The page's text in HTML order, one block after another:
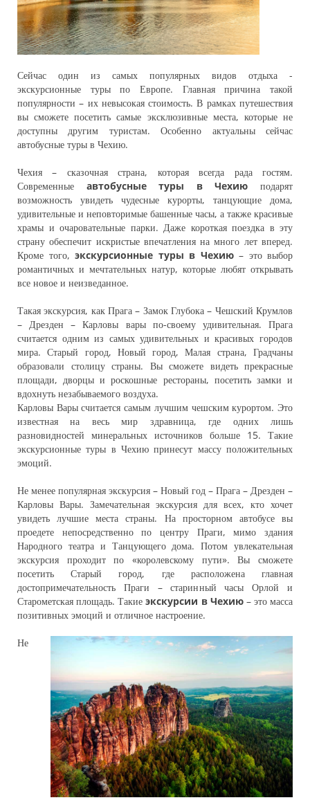
Сейчас один из самых популярных видов отдыха -
экскурсионные туры по Европе. Главная причина такой
популярности – их невысокая стоимость. В рамках путешествия
вы сможете посетить самые эксклюзивные места, которые не
доступны другим туристам. Особенно актуальны сейчас
автобусные туры в Чехию.
Чехия – сказочная страна, которая всегда рада гостям.
Современные автобусные туры в Чехию подарят
возможность увидеть чудесные курорты, танцующие дома,
удивительные и неповторимые башенные часы, а также красивые
храмы и очаровательные парки. Даже короткая поездка в эту
страну обеспечит искристые впечатления на много лет вперед.
Кроме того, экскурсионные туры в Чехию– это выбор
романтичных и мечтательных натур, которые любят открывать
все новое и неизведанное.
Такая экскурсия, как Прага – Замок Глубока – Чешский Крумлов
– Дрезден – Карловы вары по-своему удивительная. Прага
считается одним из самых удивительных и красивых городов
мира. Старый город, Новый город, Малая страна, Градчаны
образовали столицу страны. Вы сможете видеть прекрасные
площади, дворцы и роскошные рестораны, посетить замки и
вдохнуть незабываемого воздуха.
Карловы Вары считается самым лучшим чешским курортом. Это
известная на весь мир здравница, где одних лишь
разновидностей минеральных источников больше 15. Такие
экскурсионные туры в Чехию принесут массу положительных
эмоций.
Не менее популярная экскурсия – Новый год – Прага – Дрезден –
Карловы Вары. Замечательная экскурсия для всех, кто хочет
увидеть лучшие места страны. На просторном автобусе вы
проедете непосредственно по центру Праги, мимо здания
Народного театра и Танцующего дома. Потом увлекательная
экскурсия проходит по «королевскому пути». Вы сможете
посетить Старый город, где расположена главная
достопримечательность Праги – старинный часы Орлой и
Старометская площадь. Такиеэкскурсии в Чехию– это масса
позитивных эмоций и отличное настроение.
Не